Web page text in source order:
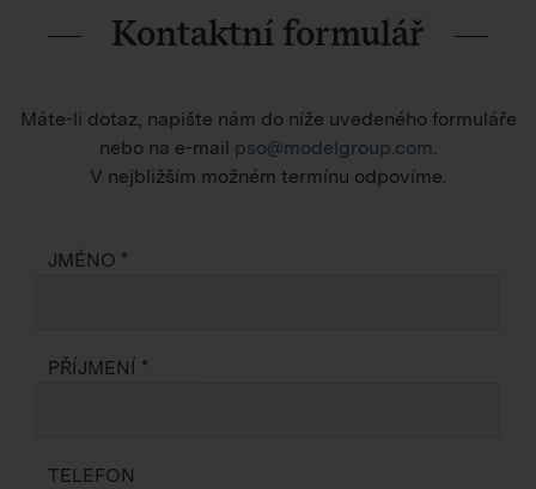
Kontaktní formulář
Máte-li dotaz, napište nám do níže uvedeného formuláře
nebo na e-mail pso@modelgroup.com
V nejbližším možném termínu odpovíme.
JMÉNO *
PŘÍJMENÍ *
TELEFON